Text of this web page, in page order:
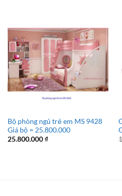
Bộ phòng ngủ trẻ em MS 9428
Giá bộ = 25.800.000
25.800.000₫